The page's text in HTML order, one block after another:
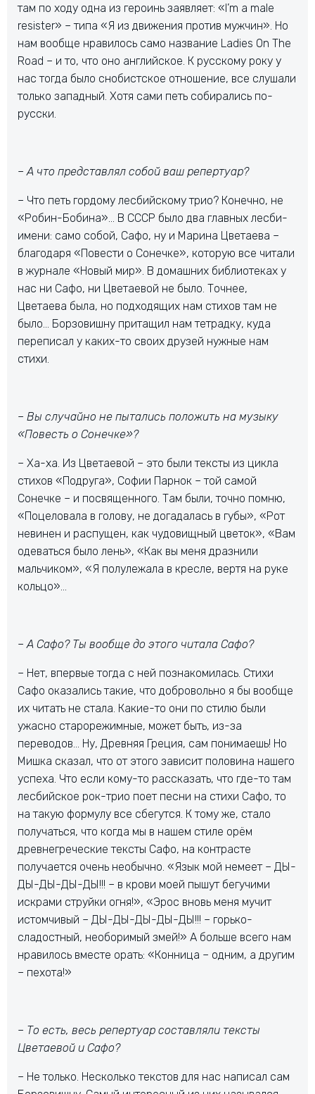
там по ходу одна из героинь заявляет: «I’m a male
resister» – типа «Я из движения против мужчин». Но
нам вообще нравилось само название Ladies On The
Road – и то, что оно английское. К русскому року у
нас тогда было снобистское отношение, все слушали
только западный. Хотя сами петь собирались по-
русски.
– А что представлял собой ваш репертуар?
– Что петь гордому лесбийскому трио? Конечно, не
«Робин-Бобина»… В СССР было два главных лесби-
имени: само собой, Сафо, ну и Марина Цветаева –
благодаря «Повести о Сонечке», которую все читали
в журнале «Новый мир». В домашних библиотеках у
нас ни Сафо, ни Цветаевой не было. Точнее,
Цветаева была, но подходящих нам стихов там не
было… Борзовишну притащил нам тетрадку, куда
переписал у каких-то своих друзей нужные нам
стихи.
– Вы случайно не пытались положить на музыку
«Повесть о Сонечке»?
– Ха-ха. Из Цветаевой – это были тексты из цикла
стихов «Подруга», Софии Парнок – той самой
Сонечке – и посвященного. Там были, точно помню,
«Поцеловала в голову, не догадалась в губы», «Рот
невинен и распущен, как чудовищный цветок», «Вам
одеваться было лень», «Как вы меня дразнили
мальчиком», «Я полулежала в кресле, вертя на руке
кольцо»…
–А Сафо? Ты вообще до этого читала Сафо?
– Нет, впервые тогда с ней познакомилась. Стихи
Сафо оказались такие, что добровольно я бы вообще
их читать не стала. Какие-то они по стилю были
ужасно старорежимные, может быть, из-за
переводов… Ну, Древняя Греция, сам понимаешь! Но
Мишка сказал, что от этого зависит половина нашего
успеха. Что если кому-то рассказать, что где-то там
лесбийское рок-трио поет песни на стихи Сафо, то
на такую формулу все сбегутся. К тому же, стало
получаться, что когда мы в нашем стиле орём
древнегреческие тексты Сафо, на контрасте
получается очень необычно. «Язык мой немеет – ДЫ-
ДЫ-ДЫ-ДЫ-ДЫ!!! – в крови моей пышут бегучими
искрами струйки огня!», «Эрос вновь меня мучит
истомчивый – ДЫ-ДЫ-ДЫ-ДЫ-ДЫ!!! – горько-
сладостный, необоримый змей!» А больше всего нам
нравилось вместе орать: «Конница – одним, а другим
– пехота!»
– То есть, весь репертуар составляли тексты
Цветаевой и Сафо?
– Не только. Несколько текстов для нас написал сам